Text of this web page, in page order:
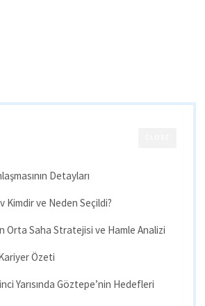
Detayları
Kimdir ve Neden Seçildi?
Orta Saha Stratejisi ve Hamle Analizi
Özeti
Yarısında Göztepe’nin Hedefleri